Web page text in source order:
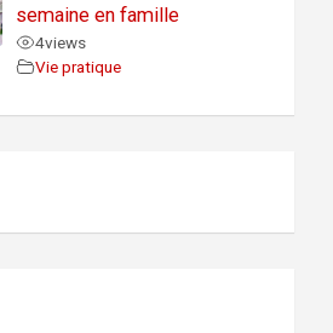
semaine en famille
4views
Vie pratique